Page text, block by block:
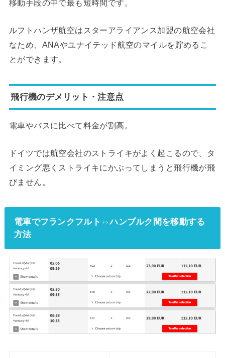
移動手段の中で最も短時間です。
ルフトハンザ航空はスターアライアンス加盟の航空会社
なため、ANAやユナイテッド航空のマイルを貯めるこ
とができます。
飛行機のデメリット・注意点
電車やバスに比べて料金が割高。
ドイツでは航空会社のストライキがよく起こるので、タ
イミング悪くストライキにかぶってしまうと飛行機が飛
びません。
電車でフランクフルト⇔ハンブルク間を移動する
方法